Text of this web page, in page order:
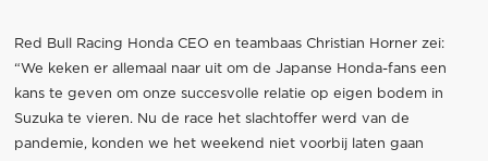
Red Bull Racing Honda CEO en teambaas Christian Horner zei:
“We keken er allemaal naar uit om de Japanse Honda-fans een
kans te geven om onze succesvolle relatie op eigen bodem in
Suzuka te vieren. Nu de race het slachtoffer werd van de
pandemie, konden we het weekend niet voorbij laten gaan